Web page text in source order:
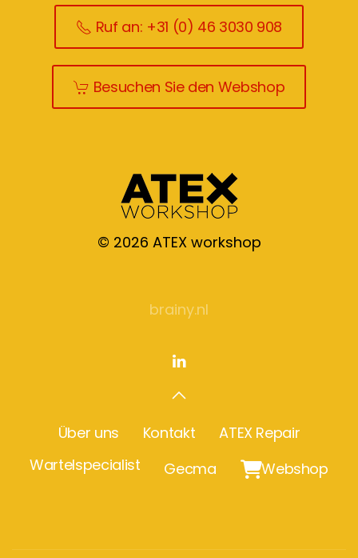
Ruf an: +31 (0) 46 3030 908
Besuchen Sie den Webshop
© 2026 ATEX workshop
brainy.nl
Über uns Kontakt
ATEX Repair
Wartelspecialist
Gecma Webshop